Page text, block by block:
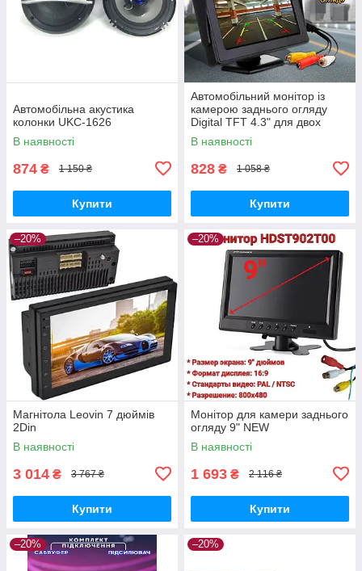
Автомобільна акустика
колонки UKC-1626
В наявності
874 ₴ 1 150 ₴
Купити
Автомобільний монітор із
камерою заднього огляду
Digital TFT 4.3" для двох
камер, паркувальний екран
В наявності
828 ₴ 1 058 ₴
Купити
–20%
Магнітола Leovin 7 дюймів
2Din
В наявності
3 014 ₴ 3 767 ₴
Купити
–20%
Монітор для камери заднього
огляду 9" NEW
В наявності
1 693 ₴ 2 116 ₴
Купити
–20% –20%